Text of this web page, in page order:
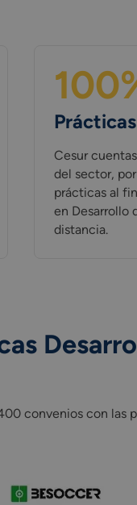
Cesur
del sector,
prácticas al
en Desarrollo
distancia.
convenios con